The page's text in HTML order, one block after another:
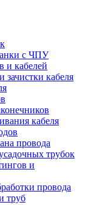
с ЧПУ
и кабелей
зачистки кабеля
кабеля
провода
трубок
и
провода
труб